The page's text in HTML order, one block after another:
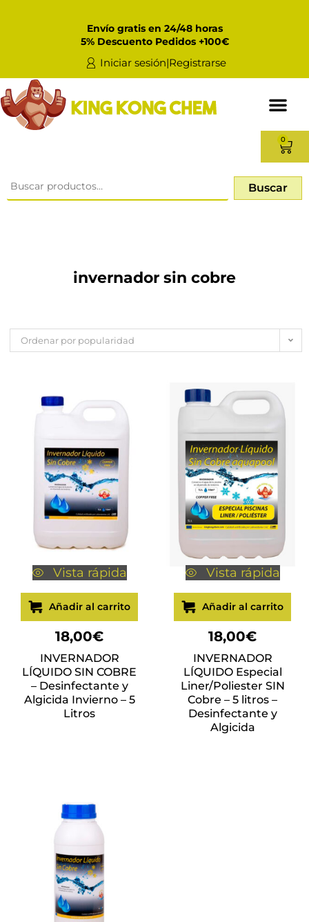
Envío gratis en 24/48 horas
5% Descuento Pedidos +100€
Iniciar sesión|Registrarse
0
Buscar
invernador sin cobre
Ordenar por popularidad
Vista rápida
Añadir al carrito
18,00€
INVERNADOR
LÍQUIDO SIN COBRE
– Desinfectante y
Algicida Invierno – 5
Litros
Vista rápida
Añadir al carrito
18,00€
INVERNADOR
LÍQUIDO Especial
Liner/Poliester SIN
Cobre – 5 litros –
Desinfectante y
Algicida